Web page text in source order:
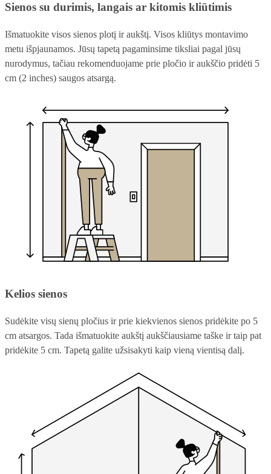
Sienos su durimis, langais ar kitomis kliūtimis
Išmatuokite visos sienos plotį ir aukštį. Visos kliūtys montavimo
metu išpjaunamos. Jūsų tapetą pagaminsime tiksliai pagal jūsų
nurodymus, tačiau rekomenduojame prie pločio ir aukščio pridėti 5
cm (2 inches) saugos atsargą.
Kelios sienos
Sudėkite visų sienų pločius ir prie kiekvienos sienos pridėkite po 5
cm atsargos. Tada išmatuokite aukštį aukščiausiame taške ir taip pat
pridėkite 5 cm. Tapetą galite užsisakyti kaip vieną vientisą dalį.